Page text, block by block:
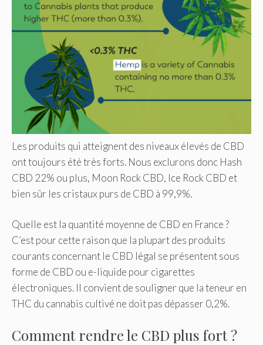
Les produits qui atteignent des niveaux élevés de CBD
ont toujours été très forts. Nous exclurons donc Hash
CBD 22% ou plus, Moon Rock CBD, Ice Rock CBD et
bien sûr les cristaux purs de CBD à 99,9%.
Quelle est la quantité moyenne de CBD en France ?
C’est pour cette raison que la plupart des produits
courants concernant le CBD légal se présentent sous
forme de CBD ou e-liquide pour cigarettes
électroniques. Il convient de souligner que la teneur en
THC du cannabis cultivé ne doit pas dépasser 0,2%.
Comment rendre le CBD plus fort ?